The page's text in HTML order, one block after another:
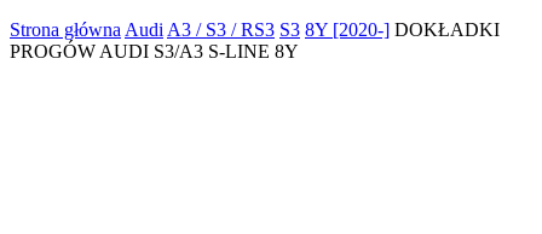
Strona główna Audi A3 / S3 / RS3 S3 8Y [2020-] DOKŁADKI
PROGÓW AUDI S3/A3 S-LINE 8Y